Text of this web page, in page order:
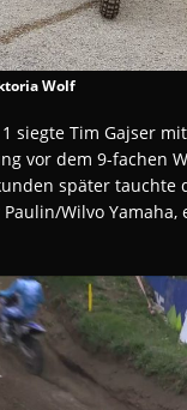
Wolf
siegte Tim Gajser
vor dem 9-fachen
später tauchte
Wilvo